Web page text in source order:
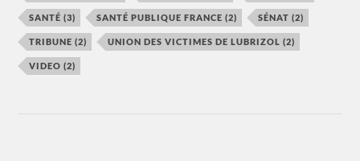
SANTÉ (3) SANTÉ PUBLIQUE FRANCE (2) SÉNAT (2)
TRIBUNE (2) UNION DES VICTIMES DE LUBRIZOL (2)
VIDEO (2)